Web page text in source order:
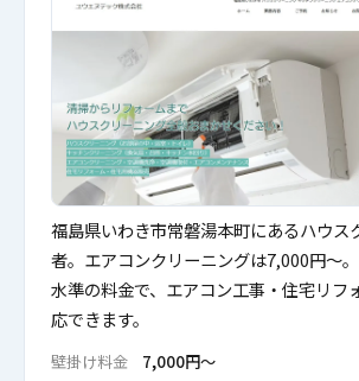
福島県いわき市常磐湯本町にあるハウス
者。エアコンクリーニングは7,000円〜
水準の料金で、エアコン工事・住宅リフ
応できます。
壁掛け料金
7,000円〜